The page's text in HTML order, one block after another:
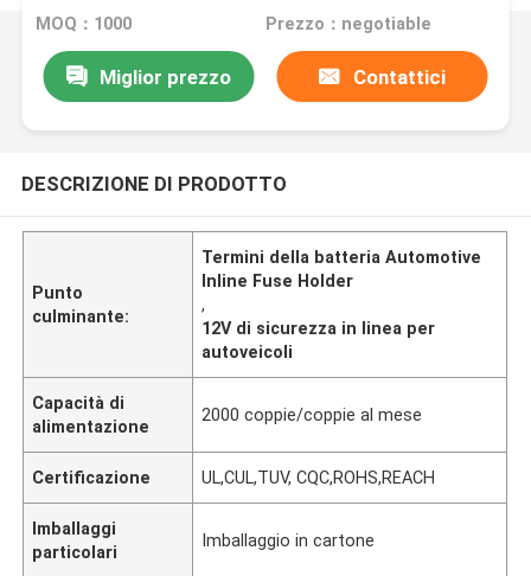
fusibili in linea automotive
MOQ：1000 Prezzo：negotiable
Miglior prezzo Contattici
DESCRIZIONE DI PRODOTTO
Punto
culminante:
Termini della batteria Automotive
Inline Fuse Holder
,
12V di sicurezza in linea per
autoveicoli
Capacità di
alimentazione
2000 coppie/coppie al mese
Certificazione UL,CUL,TUV, CQC,ROHS,REACH
Imballaggi
particolari
Imballaggio in cartone